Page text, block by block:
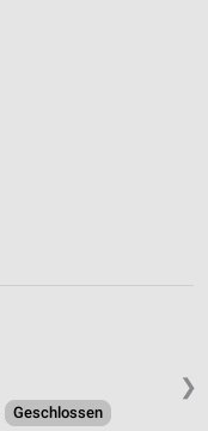
❯
Geschlossen